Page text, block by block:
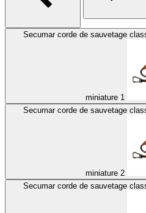
Secumar corde de sauvetage
miniature 1
Secumar corde de sauvetage
miniature 2
Secumar corde de sauvetage